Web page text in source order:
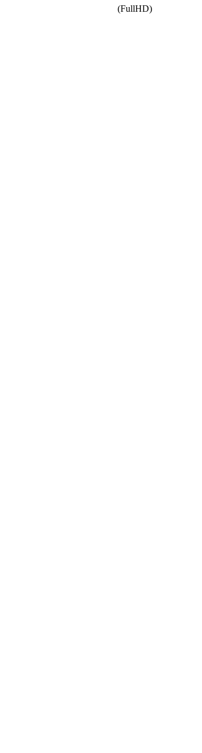
(FullHD)